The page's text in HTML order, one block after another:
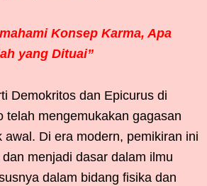
Konsep Karma, Apa
yang Dituai”
Demokritos dan Epicurus di
telah mengemukakan gagasan
awal. Di era modern, pemikiran ini
menjadi dasar dalam ilmu
dalam bidang fisika dan